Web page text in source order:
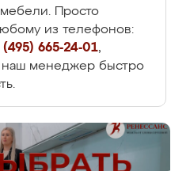
Просто
из телефонов:
(495) 665-24-01,
наш менеджер быстро